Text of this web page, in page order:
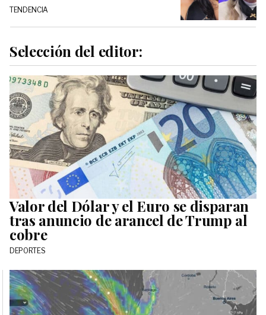
TENDENCIA
Selección del editor:
Valor del Dólar y el Euro se disparan
tras anuncio de arancel de Trump al
cobre
DEPORTES